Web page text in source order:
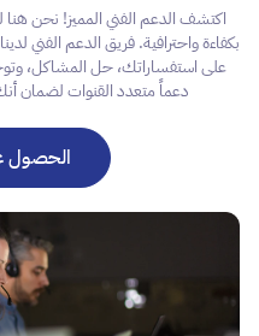
اكتشف الدعم الفني المميز! نحن
بكفاءة واحترافية. فريق الدعم الفني
على استفساراتك، حل المشاكل،
دعماً متعدد القنوات لضمان
الحصول